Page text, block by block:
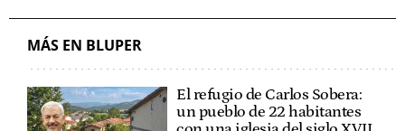
MÁS EN BLUPER
El refugio de Carlos Sobera:
un pueblo de 22 habitantes